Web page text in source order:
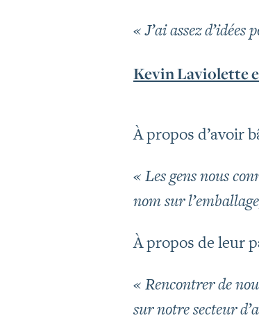
« J’ai assez
Kevin Laviolette
À propos d’avoir
« Les gens nous
nom sur
À propos de leur
« Rencontrer de
sur notre secteur